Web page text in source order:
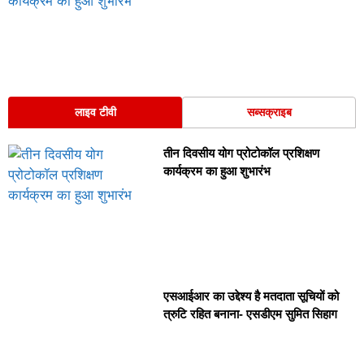
लाइव टीवी सब्सक्राइब
तीन दिवसीय योग प्रोटोकॉल प्रशिक्षण
कार्यक्रम का हुआ शुभारंभ
एसआईआर का उद्देश्य है मतदाता सूचियों को
त्रुटि रहित बनाना- एसडीएम सुमित सिहाग